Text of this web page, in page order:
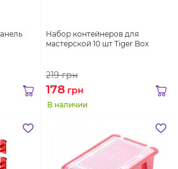
Набор контейнеров для
мастерской 10 шт Tiger Box
219грн
178 грн
В наличии